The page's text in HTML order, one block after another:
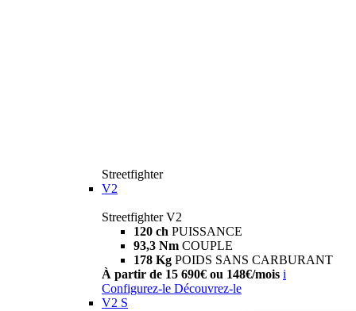
Streetfighter
V2
Streetfighter V2
120 ch PUISSANCE
93,3 Nm COUPLE
178 Kg POIDS SANS CARBURANT
À partir de 15 690€ ou 148€/mois i
Configurez-le Découvrez-le
V2 S